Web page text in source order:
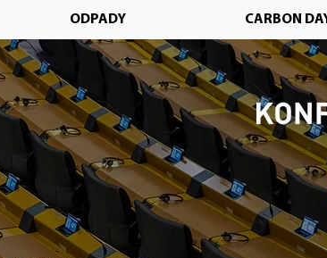
ODPADY CARBON